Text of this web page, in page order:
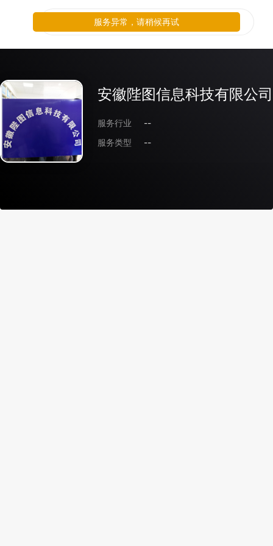
安徽陛图信息科技有限公司
服务行业
--
服务类型
--
服务异常，请稍候再试